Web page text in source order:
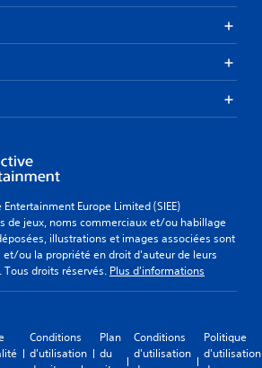
Europe Limited (SIEE)
de jeux, noms commerciaux et/ou habillage
illustrations et images associées sont
ou la propriété en droit d'auteur de leurs
droits réservés. Plus d'informations
Conditions
d'utilisation
Plan
du
Conditions
d'utilisation
Politique
d'utilisation